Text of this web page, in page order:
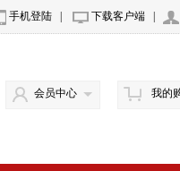
手机登陆 下载客户端
会员中心 我的